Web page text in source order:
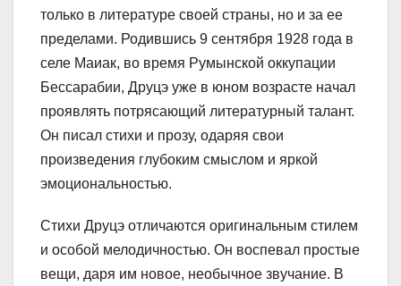
только в литературе своей страны, но и за ее
пределами. Родившись 9 сентября 1928 года в
селе Маиак, во время Румынской оккупации
Бессарабии, Друцэ уже в юном возрасте начал
проявлять потрясающий литературный талант.
Он писал стихи и прозу, одаряя свои
произведения глубоким смыслом и яркой
эмоциональностью.
Стихи Друцэ отличаются оригинальным стилем
и особой мелодичностью. Он воспевал простые
вещи, даря им новое, необычное звучание. В